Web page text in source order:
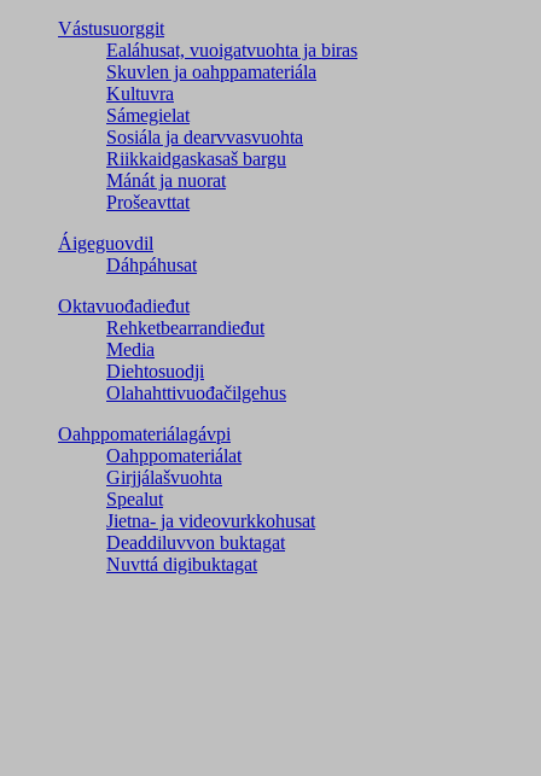
Vástusuorggit
Ealáhusat, vuoigatvuohta ja biras
Skuvlen ja oahppamateriála
Kultuvra
Sámegielat
Sosiála ja dearvvasvuohta
Riikkaidgaskasaš bargu
Mánát ja nuorat
Prošeavttat
Áigeguovdil
Dáhpáhusat
Oktavuođadieđut
Rehketbearrandieđut
Media
Diehtosuodji
Olahahttivuođačilgehus
Oahppomateriálagávpi
Oahppomateriálat
Girjjálašvuohta
Spealut
Jietna- ja videovurkkohusat
Deaddiluvvon buktagat
Nuvttá digibuktagat